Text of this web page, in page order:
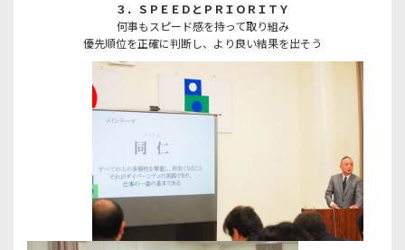
３．ＳＰＥＥＤとＰＲＩＯＲＩＴＹ
何事もスピード感を持って取り組み
優先順位を正確に判断し、より良い結果を出そう